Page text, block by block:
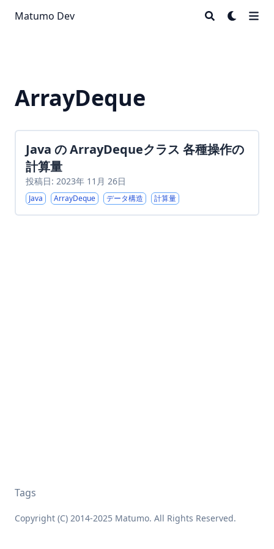
Matumo Dev
ArrayDeque
Java の ArrayDequeクラス 各種操作の
計算量
投稿日: 2023年 11月 26日
Java ArrayDeque データ構造 計算量
Tags
Copyright (C) 2014-2025 Matumo. All Rights Reserved.